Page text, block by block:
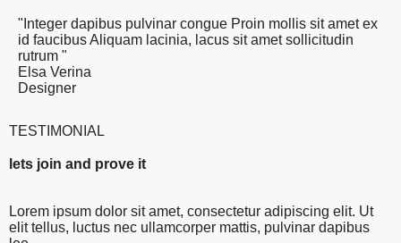
"Integer dapibus pulvinar congue Proin mollis sit amet ex
id faucibus Aliquam lacinia, lacus sit amet sollicitudin
rutrum "
Elsa Verina
Designer
TESTIMONIAL
lets join and prove it
Lorem ipsum dolor sit amet, consectetur adipiscing elit. Ut
elit tellus, luctus nec ullamcorper mattis, pulvinar dapibus